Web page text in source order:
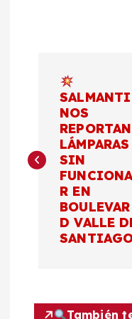
e
SALMANTI
NOS
REPORTAN
LÁMPARAS
SIN
R EN
BOULEVAR
D VALLE
También